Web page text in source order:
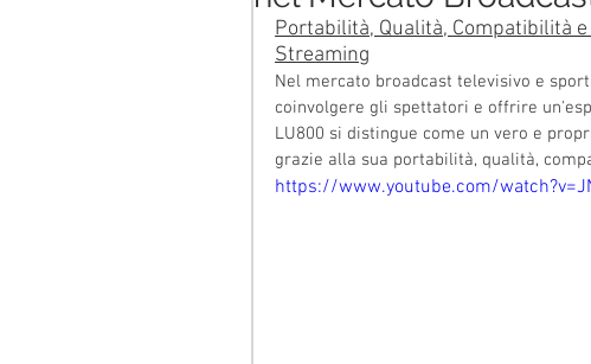
Portabilità, Qualità, Compatibilità
Streaming
Nel mercato broadcast televisivo e
coinvolgere gli spettatori e offrire
LU800 si distingue come un vero e
grazie alla sua portabilità, qualità,
https://www.youtube.com/